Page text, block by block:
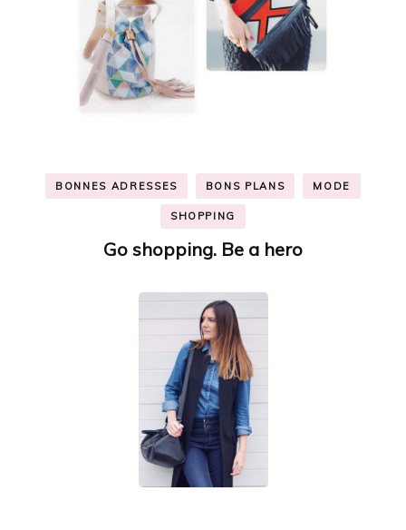
BONNES ADRESSES BONS PLANS MODE
SHOPPING
Go shopping. Be a hero